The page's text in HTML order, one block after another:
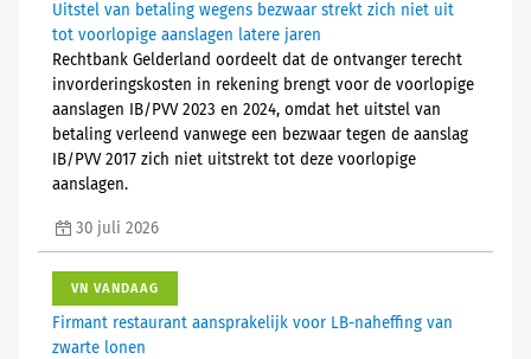
Uitstel van betaling wegens bezwaar strekt zich niet uit
tot voorlopige aanslagen latere jaren
Rechtbank Gelderland oordeelt dat de ontvanger terecht
invorderingskosten in rekening brengt voor de voorlopige
aanslagen IB/PVV 2023 en 2024, omdat het uitstel van
betaling verleend vanwege een bezwaar tegen de aanslag
IB/PVV 2017 zich niet uitstrekt tot deze voorlopige
aanslagen.
30 juli 2026
VN VANDAAG
Firmant restaurant aansprakelijk voor LB-naheffing van
zwarte lonen